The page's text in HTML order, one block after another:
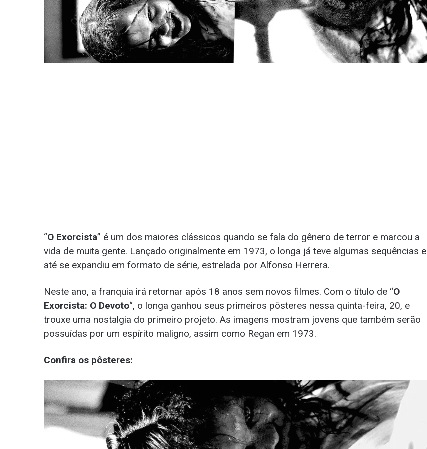
“O Exorcista” é um dos maiores clássicos quando se fala do gênero de terror e marcou a
vida de muita gente. Lançado originalmente em 1973, o longa já teve algumas sequências e
até se expandiu em formato de série, estrelada por Alfonso Herrera.
Neste ano, a franquia irá retornar após 18 anos sem novos filmes. Com o título de “O
Exorcista: O Devoto“, o longa ganhou seus primeiros pôsteres nessa quinta-feira, 20, e
trouxe uma nostalgia do primeiro projeto. As imagens mostram jovens que também serão
possuídas por um espírito maligno, assim como Regan em 1973.
Confira os pôsteres: